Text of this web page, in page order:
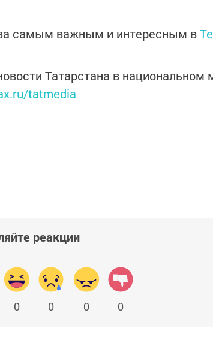
самым важным и интересным в
Татарстана в
tatmedia
реакции
0 0 0 0